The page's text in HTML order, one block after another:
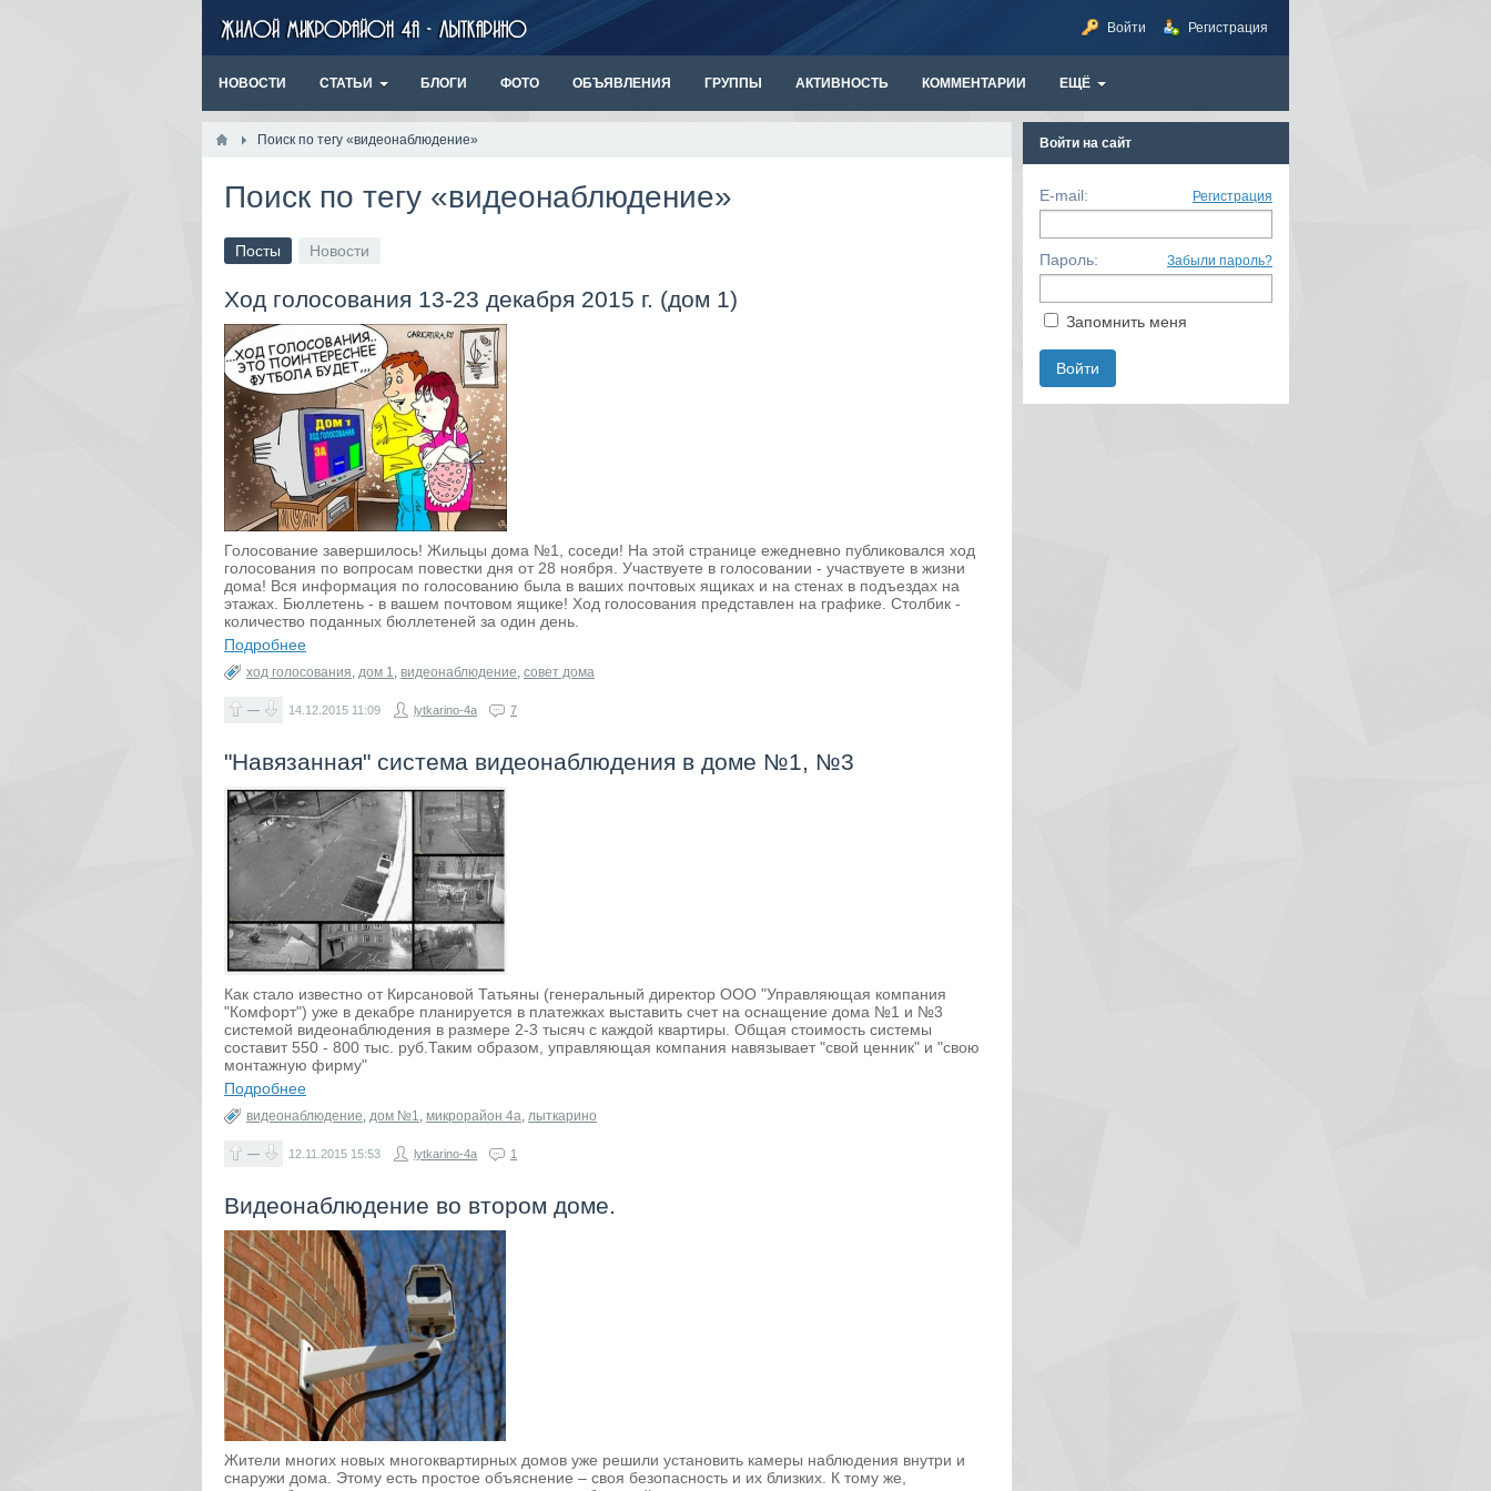
Войти Регистрация
НОВОСТИ СТАТЬИ БЛОГИ ФОТО ОБЪЯВЛЕНИЯ ГРУППЫ АКТИВНОСТЬ КОММЕНТАРИИ ЕЩЁ
Поиск по тегу «видеонаблюдение»
Поиск по тегу «видеонаблюдение»
Посты Новости
Ход голосования 13-23 декабря 2015 г. (дом 1)
Голосование завершилось! Жильцы дома №1, соседи! На этой странице ежедневно публиковался ход
голосования по вопросам повестки дня от 28 ноября. Участвуете в голосовании - участвуете в жизни
дома! Вся информация по голосованию была в ваших почтовых ящиках и на стенах в подъездах на
этажах. Бюллетень - в вашем почтовом ящике! Ход голосования представлен на графике. Столбик -
количество поданных бюллетеней за один день.
Подробнее
ход голосования, дом 1, видеонаблюдение, совет дома
— 14.12.2015 11:09 lytkarino-4a 7
"Навязанная" система видеонаблюдения в доме №1, №3
Как стало известно от Кирсановой Татьяны (генеральный директор ООО "Управляющая компания
"Комфорт") уже в декабре планируется в платежках выставить счет на оснащение дома №1 и №3
системой видеонаблюдения в размере 2-3 тысяч с каждой квартиры. Общая стоимость системы
составит 550 - 800 тыс. руб.Таким образом, управляющая компания навязывает "свой ценник" и "свою
монтажную фирму"
Подробнее
видеонаблюдение, дом №1, микрорайон 4а, лыткарино
— 12.11.2015 15:53 lytkarino-4a 1
Видеонаблюдение во втором доме.
Жители многих новых многоквартирных домов уже решили установить камеры наблюдения внутри и
снаружи дома. Этому есть простое объяснение – своя безопасность и их близких. К тому же,
Войти на сайт
E-mail: Регистрация
Пароль: Забыли пароль?
Запомнить меня